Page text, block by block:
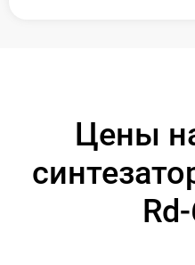
Цены